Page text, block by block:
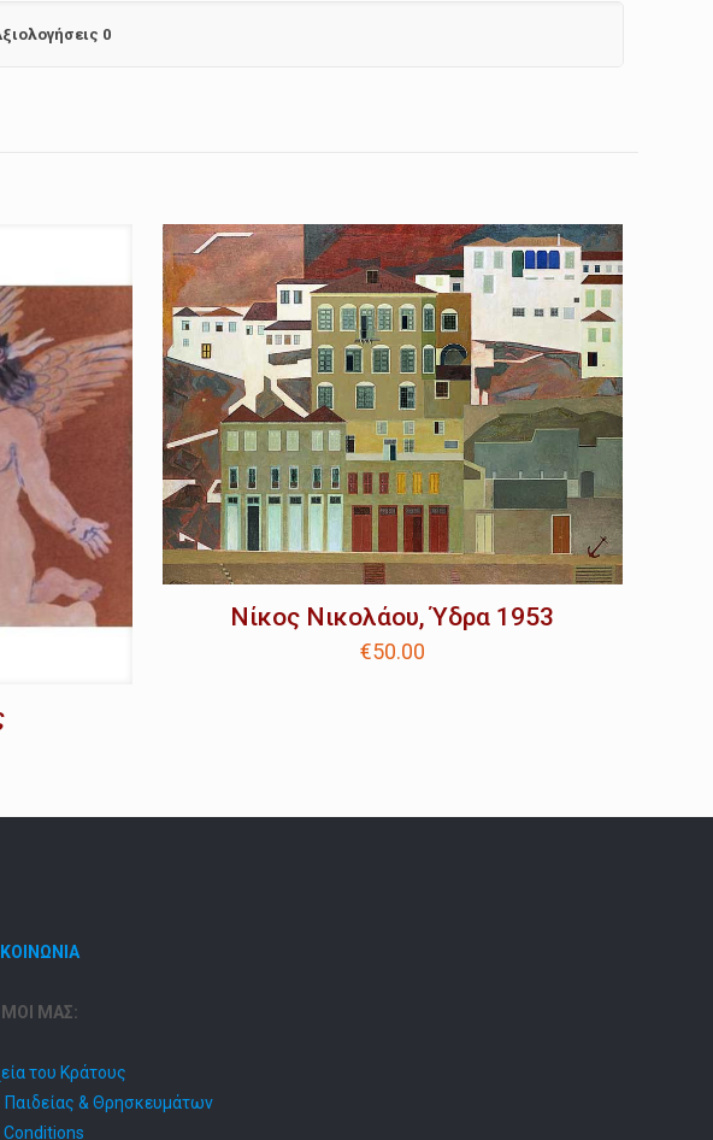
0
Νίκος Νικολάου, Ύδρα 1953
€50.00
ΜΑΣ:
του Κράτους
Παιδείας & Θρησκευμάτων